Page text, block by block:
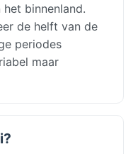
binnenland.
de helft van de
periodes
maar